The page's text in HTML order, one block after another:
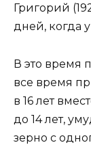
Григорий
дней, когда
В это время
все время
в 16 лет
до 14 лет,
зерно с